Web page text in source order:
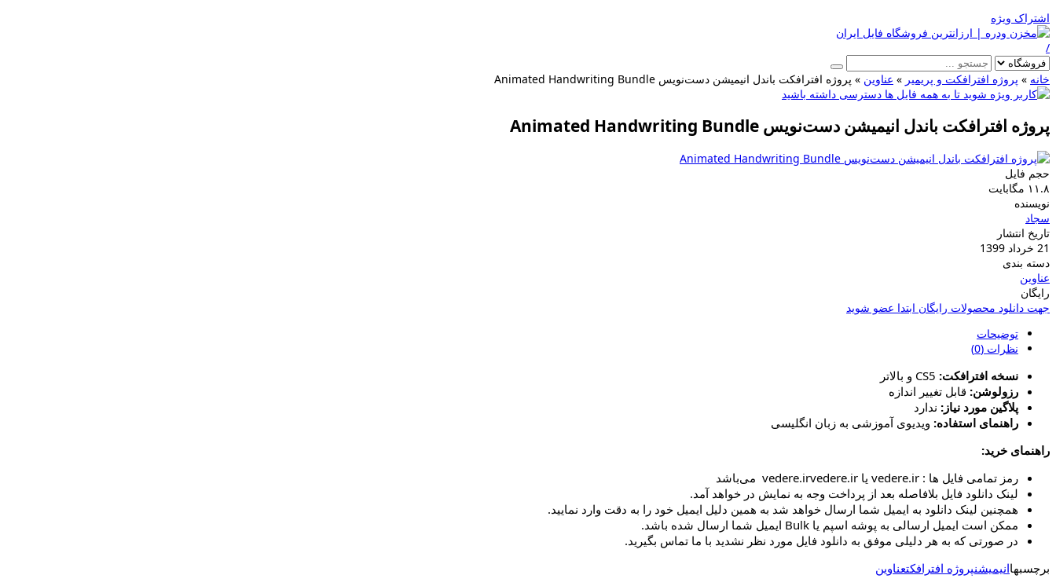
اشتراک ویژه
/
خانه » پروژه افترافکت و پریمیر » عناوین » پروژه افترافکت باندل انیمیشن دست‌نویس Animated Handwriting Bundle
پروژه افترافکت باندل انیمیشن دست‌نویس Animated Handwriting Bundle
حجم فایل
۱۱.۸ مگابایت
نویسنده
سجاد
تاریخ انتشار
21 خرداد 1399
دسته بندی
عناوین
رایگان
جهت دانلود محصولات رایگان ابتدا عضو شوید
توضیحات
نظرات (0)
نسخه افترافکت:
رزولوشن: قابل تغییر اندازه
پلاگین مورد نیاز: ندارد
راهنمای استفاده: ویدیوی آموزشی به زبان انگلیسی
راهنمای خرید:
رمز تمامی فایل ها : vedere.ir یا vedere.irvedere.ir می‌باشد
لینک دانلود فایل بلافاصله بعد از پرداخت وجه به نمایش در خواهد آمد.
همچنین لینک دانلود به ایمیل شما ارسال خواهد شد به همین دلیل ایمیل خود را به دقت وارد نمایید.
ممکن است ایمیل ارسالی به پوشه اسپم یا Bulk ایمیل شما ارسال شده باشد.
در صورتی که به هر دلیلی موفق به دانلود فایل مورد نظر نشدید با ما تماس بگیرید.
برچسبهاانیمیشنپروژه افترافکتعناوین